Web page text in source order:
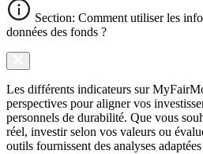
Section: Comment utiliser les
données des fonds ?
Les différents indicateurs sur
perspectives pour aligner vos
personnels de durabilité. Que vous
réel, investir selon vos valeurs ou
outils fournissent des analyses